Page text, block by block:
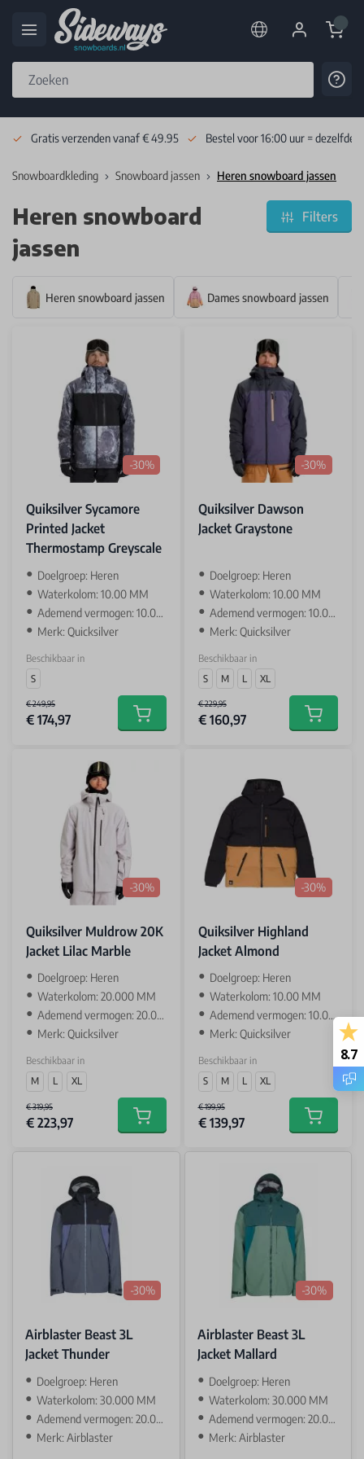
Cart
Gratis verzenden vanaf € 49.95 Bestel voor 16:00 uur = dezelfde
Snowboardkleding Snowboard jassen Heren snowboard jassen
Heren snowboard
jassen
Filters
Heren snowboard jassen Dames snowboard jassen
-30%
Quiksilver Sycamore
Printed Jacket
Thermostamp Greyscale
Doelgroep: Heren
Waterkolom: 10.00 MM
Ademend vermogen: 10.000 GR
Merk: Quicksilver
Beschikbaar in
S
€ 249,95
€ 174,97 Add to cart
-30%
Quiksilver Dawson
Jacket Graystone
Doelgroep: Heren
Waterkolom: 10.00 MM
Ademend vermogen: 10.000 GR
Merk: Quicksilver
Beschikbaar in
S
M L XL
€ 229,95
€ 160,97 Add to
-30%
Quiksilver Muldrow 20K
Jacket Lilac Marble
Doelgroep: Heren
Waterkolom: 20.000 MM
Ademend vermogen: 20.000 GR
Merk: Quicksilver
Beschikbaar in
M
L XL
€ 319,95
€ 223,97 Add to cart
-30%
Quiksilver Highland
Jacket Almond
Doelgroep: Heren
Waterkolom: 10.00 MM
Ademend vermogen: 10.000 GR
Merk: Quicksilver
Beschikbaar in
S
M L XL
€ 199,95
€ 139,97 Add to
-30%
Airblaster Beast 3L
Jacket Thunder
Doelgroep: Heren
Waterkolom: 30.000 MM
Ademend vermogen: 20.000 GR
Merk: Airblaster
-30%
Airblaster Beast 3L
Jacket Mallard
Doelgroep: Heren
Waterkolom: 30.000 MM
Ademend vermogen: 20.000 GR
Merk: Airblaster
8.7